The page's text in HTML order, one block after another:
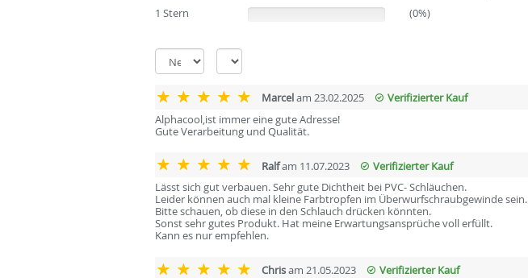
1 Stern
(0%)
Marcelam 23.02.2025
Verifizierter Kauf
Alphacool,ist immer eine gute Adresse!
Gute Verarbeitung und Qualität.
Ralfam 11.07.2023
Verifizierter Kauf
Lässt sich gut verbauen. Sehr gute Dichtheit bei PVC- Schläuchen.
Leider können auch mal kleine Farbtropfen im Überwurfschraubgewinde sein.
Bitte schauen, ob diese in den Schlauch drücken könnten.
Sonst sehr gutes Produkt. Hat meine Erwartungsansprüche voll erfüllt.
Kann es nur empfehlen.
Chrisam 21.05.2023
Verifizierter Kauf